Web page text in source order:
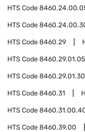
HTS Code
HTS Code
HTS Code8460.29
HTS Code8460.29.01.05
HTS Code8460.29.01.30
HTS Code8460.31
HTS Code
HTS Code8460.39.00